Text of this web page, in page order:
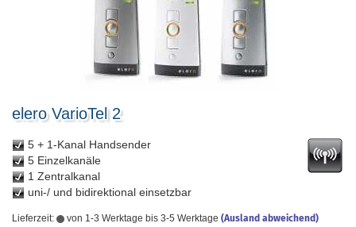
elero VarioTel 2
5 + 1-Kanal Handsender
5 Einzelkanäle
1 Zentralkanal
uni-/ und bidirektional einsetzbar
Lieferzeit: von 1-3 Werktage bis 3-5 Werktage (Ausland abweichend)